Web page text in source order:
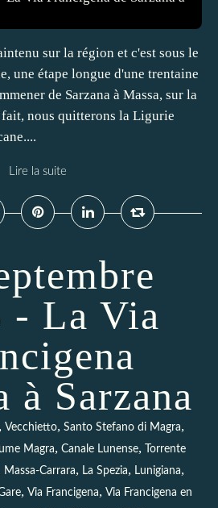
sur la région et c'est sous le
une étape longue d'une trentaine
de Sarzana à Massa, sur la
nous quitterons la Ligurie
Lire la suite
- La Via
à Sarzana
, Vecchietto, Santo Stefano di Magra,
Magra, Canale Lunense,
Torrente
Massa-Carrara, La Spezia, Lunigiana,
, Via Francigena, Via Francigena en